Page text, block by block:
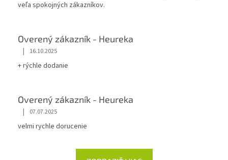
veľa spokojných zákazníkov.
Overený zákazník - Heureka
| 16.10.2025
+ rýchle dodanie
Overený zákazník - Heureka
| 07.07.2025
velmi rychle dorucenie